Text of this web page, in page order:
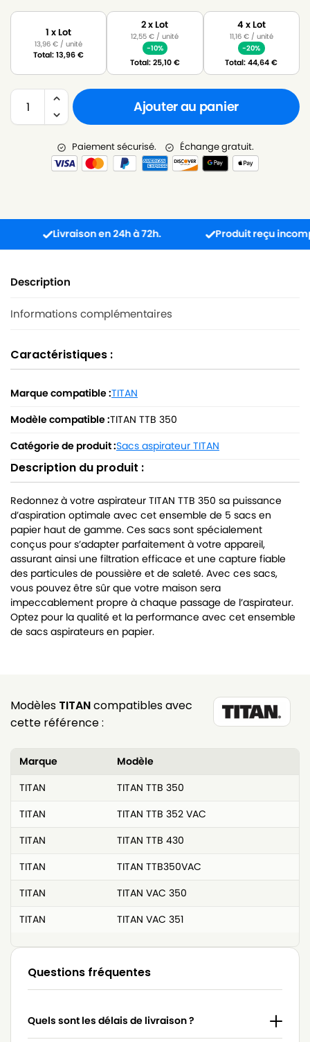
1 x Lot
13,96€ / unité
Total:13,96€
2 x Lot
12,55€ / unité
-10%
Total:25,10€
4 x Lot
11,16 €/ unité
-20%
Total:44,64€
Ajouter au panier
Paiement sécurisé. Échange gratuit.
Livraison en 24h à 72h. Produit reçu
Description
Informations complémentaires
Caractéristiques :
Marque compatible :TITAN
Modèle compatible :TITAN TTB 350
Catégorie de produit :Sacs aspirateur TITAN
Description du produit :
Redonnez à votre aspirateur TITAN TTB 350 sa puissance
d’aspiration optimale avec cet ensemble de 5 sacs en
papier haut de gamme. Ces sacs sont spécialement
conçus pour s’adapter parfaitement à votre appareil,
assurant ainsi une filtration efficace et une capture fiable
des particules de poussière et de saleté. Avec ces sacs,
vous pouvez être sûr que votre maison sera
impeccablement propre à chaque passage de l’aspirateur.
Optez pour la qualité et la performance avec cet ensemble
de sacs aspirateurs en papier.
Modèles TITANcompatibles avec
cette référence :
Marque
Modèle
TITAN
TITAN TTB 350
TITAN
TITAN TTB 352 VAC
TITAN
TITAN TTB 430
TITAN
TITAN TTB350VAC
TITAN
TITAN VAC 350
TITAN
TITAN VAC 351
Questions fréquentes
Quels sont les délais de livraison ?